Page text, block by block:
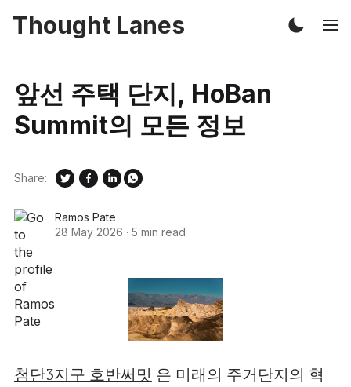
Thought Lanes
앞선 주택 단지, HoBan
Summit의 모든 정보
Ramos Pate
28 May 2026 · 5 min read
Share:
첨단3지구 호반써밋 은 미래의 주거단지의 혁